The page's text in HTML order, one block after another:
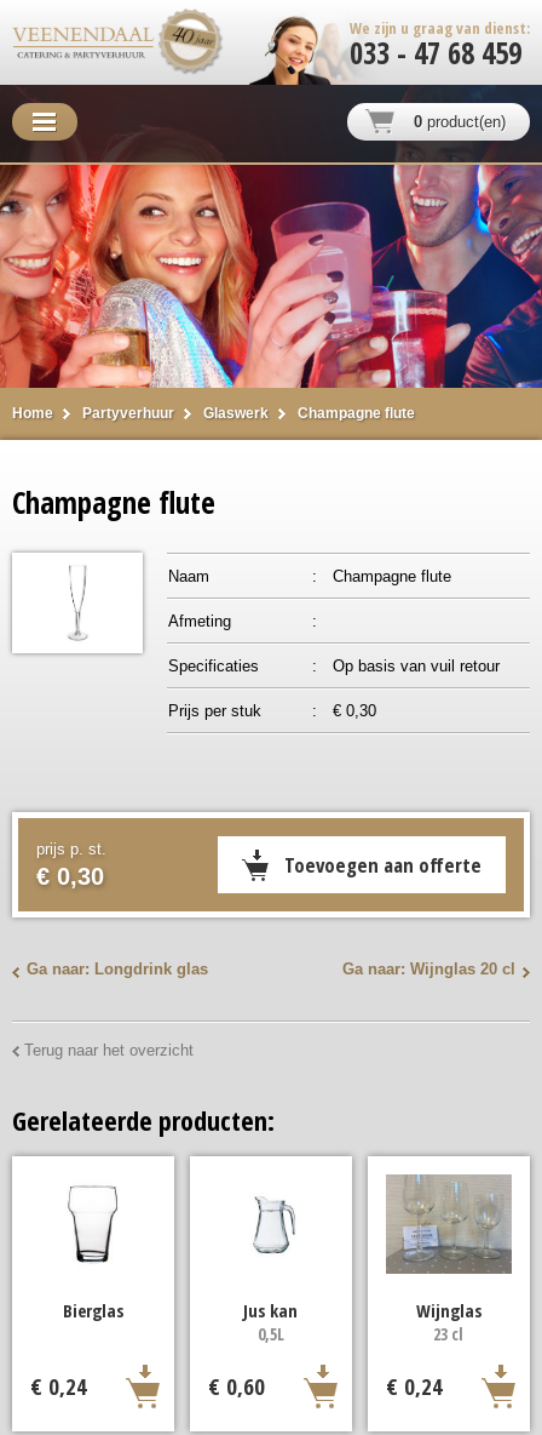
We zijn u graag van dienst:
033 - 47 68 459
0 product(en)
Home Partyverhuur Glaswerk Champagne flute
Champagne flute
Naam : Champagne flute
Afmeting :
Specificaties : Op basis van vuil retour
Prijs per stuk : € 0,30
prijs p. st.
€ 0,30
Ga naar: Longdrink glas Ga naar: Wijnglas 20 cl
Terug naar het overzicht
Gerelateerde producten:
Bierglas
€ 0,24
Jus kan
0,5L
€ 0,60
Wijnglas
23 cl
€ 0,24